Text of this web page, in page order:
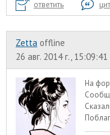
ответить
Zetta offline
26 авг. 2014 г., 15:09:41
На